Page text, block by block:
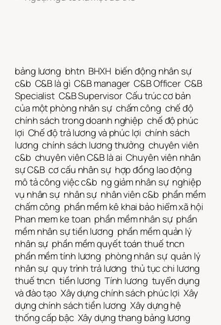
bảng lương bhtn BHXH biến động nhân sự
c&b C&B là gì C&B manager C&B Officer C&B
Specialist C&B Supervisor Cấu trúc cơ bản
của một phòng nhân sự chấm công chế độ
chính sách trong doanh nghiệp chế độ phúc
lợi Chế độ trả lương và phúc lợi chính sách
lương chính sách lương thưởng chuyên viên
c&b chuyên viên C&B là ai Chuyên viên nhân
sự C&B cơ cấu nhân sự hợp đồng lao động
mô tả công việc c&b ng giảm nhân sự nghiệp
vụ nhân sự nhân sự nhân viên c&b phần mềm
chấm công phần mềm kê khai bảo hiểm xã hội
Phan mem ke toan phần mềm nhân sự phần
mềm nhân sự tiền lương phần mềm quản lý
nhân sự phần mềm quyết toán thuế tncn
phần mềm tính lương phòng nhân sự quản lý
nhân sự quy trình trả lương thủ tục chi lương
thuế tncn tiền lương Tính lương tuyển dụng
và đào tạo Xây dựng chính sách phúc lợi Xây
dựng chính sách tiền lương Xây dựng hệ
thống cấp bậc Xây dựng thang bảng lương